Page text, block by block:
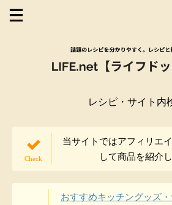
レシピ・サイト内
当サイトではアフィリエ
して商品を紹介
おすすめキッチングッズ